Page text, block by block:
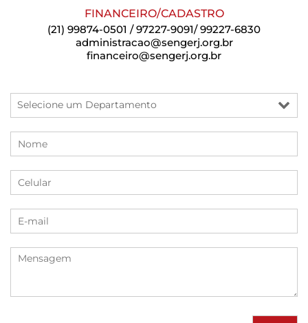
FINANCEIRO/CADASTRO
(21) 99874-0501 / 97227-9091/ 99227-6830
administracao@sengerj.org.br
financeiro@sengerj.org.br